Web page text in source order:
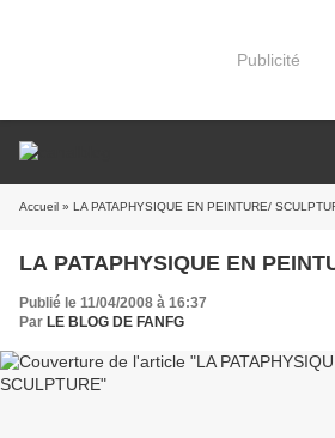
Publicité
Accueil » LA PATAPHYSIQUE EN PEINTURE/
LA PATAPHYSIQUE EN
Publié le 11/04/2008 à 16:37
Par LE BLOG DE FANFG